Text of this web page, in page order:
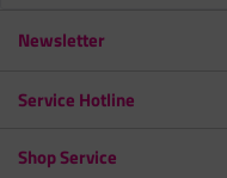
Newsletter
Service Hotline
Shop Service